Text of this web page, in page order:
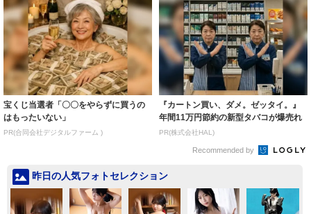
宝くじ当選者「〇〇をやらずに買うの
はもったいない」
PR(合同会社デジタルファーム )
『カートン買い、ダメ。ゼッタイ。』
年間11万円節約の新型タバコが爆売れ
PR(株式会社HAL)
Recommended by
昨日の人気フォトセレクション